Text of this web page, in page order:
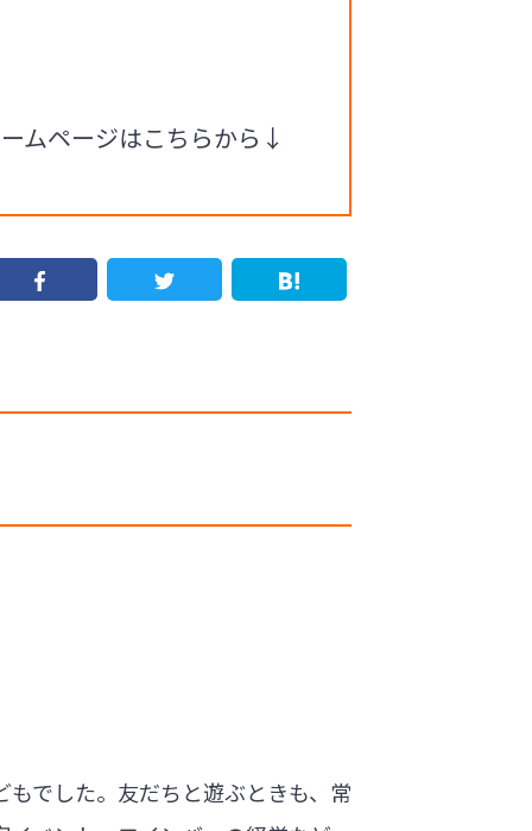
ムページはこちらから↓
でした。友だちと遊ぶときも、常